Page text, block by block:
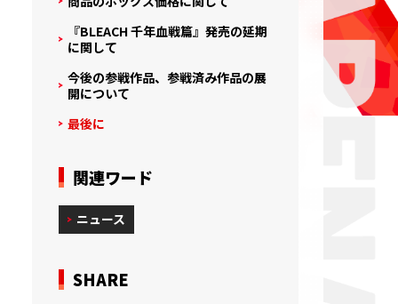
『BLEACH 千年血戦篇』発売の延期
に関して
今後の参戦作品、参戦済み作品の展
開について
最後に
関連ワード
ニュース
SHARE